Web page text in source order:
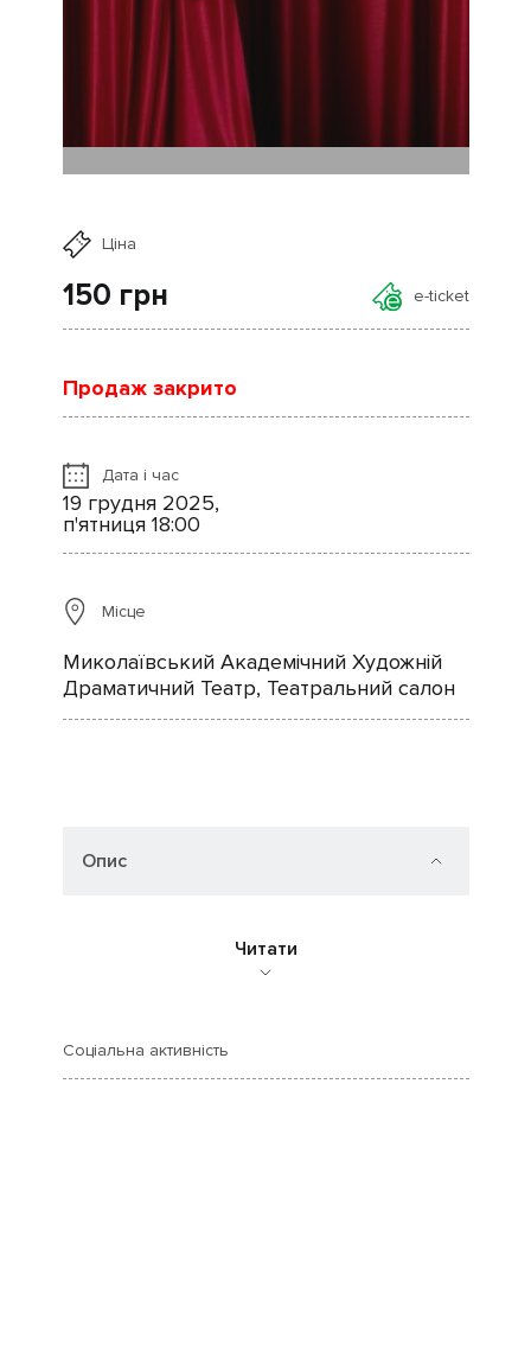
Ціна
150 грн e-ticket
Продаж закрито
Дата і час
19 грудня 2025,
п'ятниця 18:00
Місце
Миколаївський Академічний Художній
Драматичний Театр, Театральний салон
Опис
Читати
Соціальна активність